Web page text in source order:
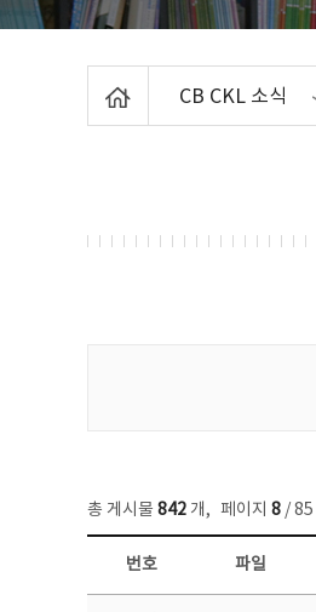
CB CKL 소식
총 게시물 842 개, 페이지 8 / 85
공지사항 목록 - 번호, 제목, 작성자, 파일, 조회수, 작성일 정보 제공
번호 파일